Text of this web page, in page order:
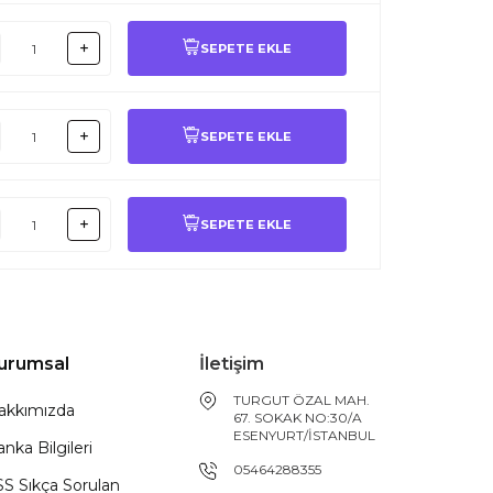
SEPETE EKLE
SEPETE EKLE
SEPETE EKLE
Bilgileri
Sıkça Sorulan
İletişim
TURGUT ÖZAL MAH.
67. SOKAK NO:30/A
ESENYURT/İSTANBUL
05464288355